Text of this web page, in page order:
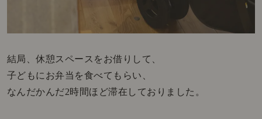
結局、休憩スペースをお借りして、
子どもにお弁当を食べてもらい、
なんだかんだ2時間ほど滞在しておりました。